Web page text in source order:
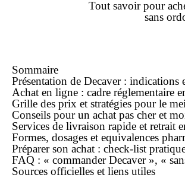
Tout savoir pour
sans
Sommaire
Présentation de Decaver : indications
Achat en ligne : cadre réglementaire
Grille des prix et stratégies pour le
Conseils pour un achat pas cheret
Services de livraison rapide et retrait
Formes, dosages et equivalences
Préparer son achat : check-list
FAQ : « commander Decaver », «
Sources officielles et liens utiles